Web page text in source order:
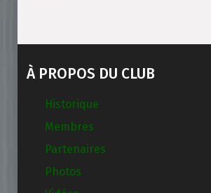
À PROPOS DU CLUB
Historique
Membres
Partenaires
Photos